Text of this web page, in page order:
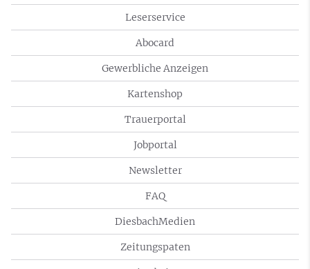
Leserservice
Abocard
Gewerbliche Anzeigen
Kartenshop
Trauerportal
Jobportal
Newsletter
FAQ
DiesbachMedien
Zeitungspaten